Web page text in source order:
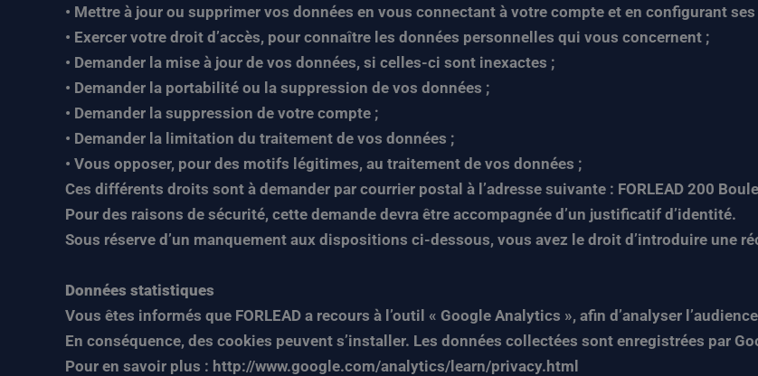
• Mettre à jour ou supprimer vos données en vous connectant à votre compte et en configurant
• Exercer votre droit d’accès, pour connaître les données personnelles qui vous concernent ;
• Demander la mise à jour de vos données, si celles-ci sont inexactes ;
• Demander la portabilité ou la suppression de vos données ;
• Demander la suppression de votre compte ;
• Demander la limitation du traitement de vos données ;
• Vous opposer, pour des motifs légitimes, au traitement de vos données ;
Ces différents droits sont à demander par courrier postal à l’adresse suivante : FORLEAD 200
Pour des raisons de sécurité, cette demande devra être accompagnée d’un justificatif d’identité.
Sous réserve d’un manquement aux dispositions ci-dessous, vous avez le droit d’introduire une
Données statistiques
Vous êtes informés que FORLEAD a recours à l’outil « Google Analytics », afin d’analyser
En conséquence, des cookies peuvent s’installer. Les données collectées sont enregistrées par
Pour en savoir plus : http://www.google.com/analytics/learn/privacy.html